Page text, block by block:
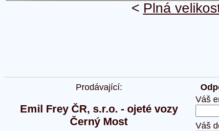
< Plná
Prodávající:
Emil Frey ČR, s.r.o. - ojeté vozy
Černý Most
Váš
Váš